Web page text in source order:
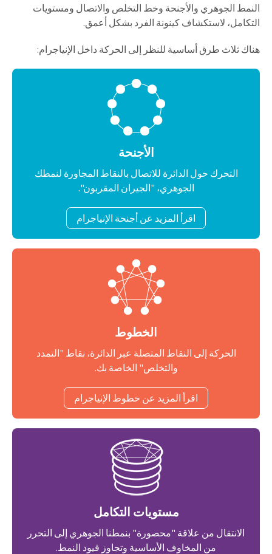
النمط الجوهري والأجنحة وخط التخلص والاتصال ومستويات
التكامل، لاستكشاف كينونة الفرد بشكل أعمق.
هناك ثلاث طرق أساسية للنظر إلى الحركة داخل الإنياجرام:
الأجنحة
التحرك حول الدائرة للاتصال بالنقاط المجاورة لنمطك
الجوهري، "الجيران المقربون".
اقرأ المزيد عن أجنحة الإنياجرام
الخطوط
الحركة إلى النقاط المتصلة عبر الدائرة، نقاط "التمدد
والتخلص" الخاصة بك.
اقرأ المزيد عن خطوط الإنياجرام
مستويات التكامل
الانتقال من علاقة "محصورة" بنمطنا الجوهري إلى التحرر
من المخاوف الأساسية وتجاوز قيود النمط.